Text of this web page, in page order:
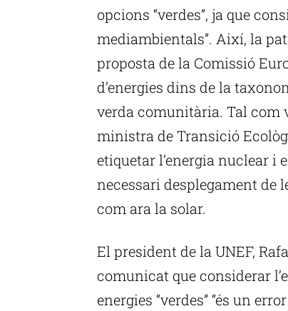
opcions “verdes”, ja que
mediambientals”. Així, la
proposta de la Comissió
d’energies dins de la
verda comunitària. Tal com
ministra de Transició
etiquetar l’energia nuclear i
necessari desplegament de
com ara la solar.
El president de la UNEF,
comunicat que considerar
energies “verdes” “és un